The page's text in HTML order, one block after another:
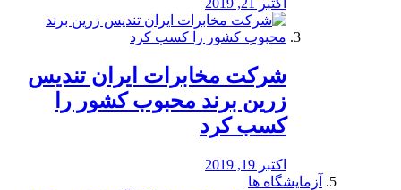
اکتبر 21, 2019
شرکت مخابرات ایران تندیس
زرین برند محبوب کشور را
کسب کرد
اکتبر 19, 2019
آزمایشگاه ها